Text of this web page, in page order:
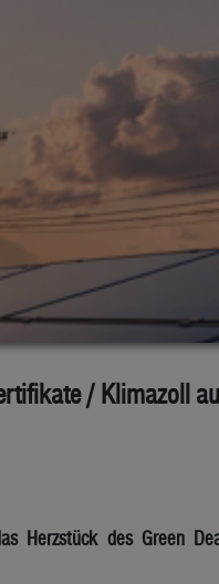
/ Klimazoll
Herzstück des Green